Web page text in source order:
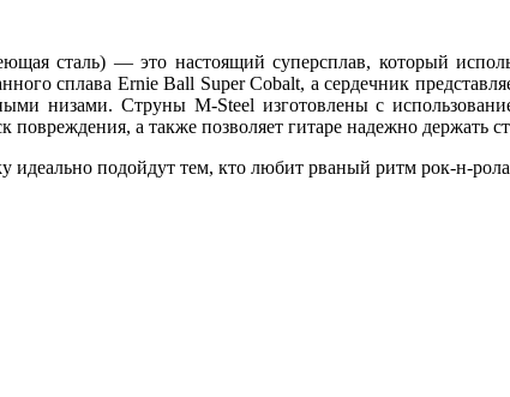
сталь) — это настоящий суперсплав, который
сплава Ernie Ball Super Cobalt, а сердечник
низами. Струны M-Steel изготовлены с
повреждения, а также позволяет гитаре надежно держать
идеально подойдут тем, кто любит рваный ритм рок-н-